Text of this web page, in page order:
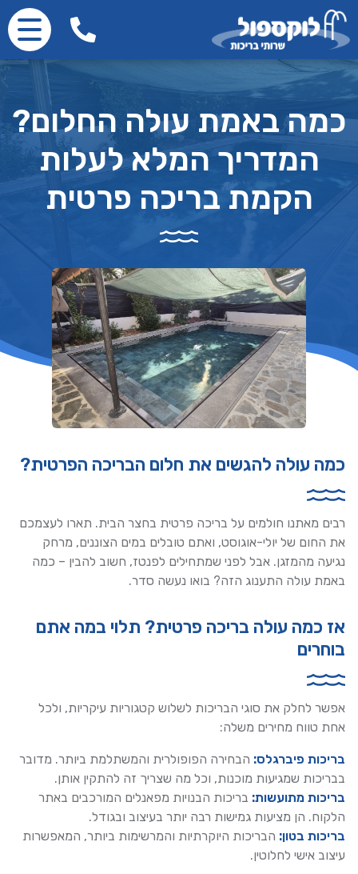
כמה באמת עולה החלום?
המדריך המלא לעלות
הקמת בריכה פרטית
כמה עולה להגשים את חלום הבריכה הפרטית?
רבים מאתנו חולמים על בריכה פרטית בחצר הבית. תארו לעצמכם
את החום של יולי-אוגוסט, ואתם טובלים במים הצוננים, מרחק
נגיעה מהמזגן. אבל לפני שמתחילים לפנטז, חשוב להבין – כמה
באמת עולה התענוג הזה? בואו נעשה סדר.
אז כמה עולה בריכה פרטית? תלוי במה אתם
בוחרים
אפשר לחלק את סוגי הבריכות לשלוש קטגוריות עיקריות, ולכל
אחת טווח מחירים משלה:
בריכות פיברגלס: הבחירה הפופולרית והמשתלמת ביותר. מדובר
בבריכות שמגיעות מוכנות, וכל מה שצריך זה להתקין אותן.
בריכות מתועשות: בריכות הבנויות מפאנלים המורכבים באתר
הלקוח. הן מציעות גמישות רבה יותר בעיצוב ובגודל.
בריכות בטון: הבריכות היוקרתיות והמרשימות ביותר, המאפשרות
עיצוב אישי לחלוטין.